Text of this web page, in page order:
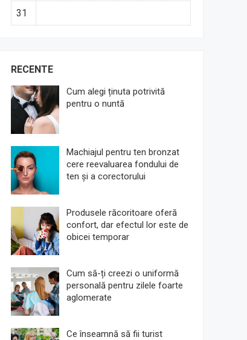
31
RECENTE
Cum alegi ținuta potrivită
pentru o nuntă
Machiajul pentru ten bronzat
cere reevaluarea fondului de
ten și a corectorului
Produsele răcoritoare oferă
confort, dar efectul lor este de
obicei temporar
Cum să-ți creezi o uniformă
personală pentru zilele foarte
aglomerate
Ce înseamnă să fii turist